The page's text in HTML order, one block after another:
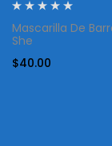
Mascarilla De
She
$40.00